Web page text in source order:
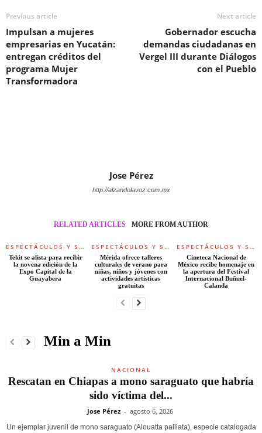
Previous article
Impulsan a mujeres
empresarias en Yucatán:
entregan créditos del
programa Mujer
Transformadora
Next article
Gobernador escucha
demandas ciudadanas en
Vergel III durante Diálogos
con el Pueblo
Jose Pérez
http://alzandolavoz.com.mx
RELATED ARTICLES MORE FROM AUTHOR
ESPECTÁCULOS Y SOCIALES
Tekit se alista para recibir
la novena edición de la
Expo Capital de la
Guayabera
ESPECTÁCULOS Y SOCIALES
Mérida ofrece talleres
culturales de verano para
niñas, niños y jóvenes con
actividades artísticas
gratuitas
ESPECTÁCULOS Y SOCIALES
Cineteca Nacional de
México recibe homenaje en
la apertura del Festival
Internacional Buñuel-
Calanda
Min a Min
NACIONAL
Rescatan en Chiapas a mono saraguato que habría
sido víctima del...
Jose Pérez - agosto 6, 2026
Un ejemplar juvenil de mono saraguato (Alouatta palliata), especie catalogada